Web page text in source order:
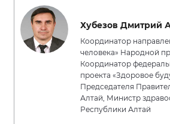
Хубезов Дмитрий
Координатор
человека» Народной
Координатор
проекта «Здоровое
Председателя
Алтай, Министр
Республики Алтай